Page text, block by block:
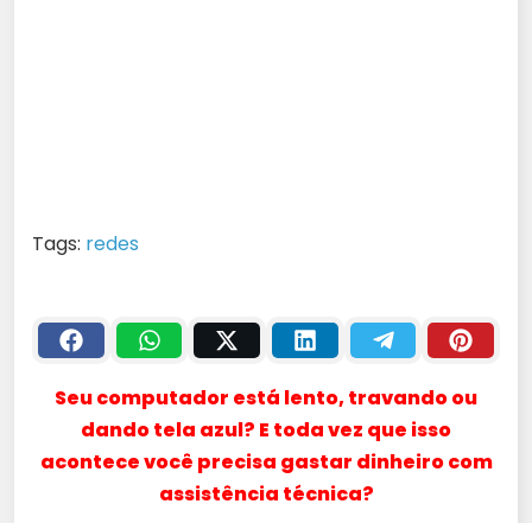
Tags: redes
Seu computador está lento, travando ou
dando tela azul? E toda vez que isso
acontece você precisa gastar dinheiro com
assistência técnica?